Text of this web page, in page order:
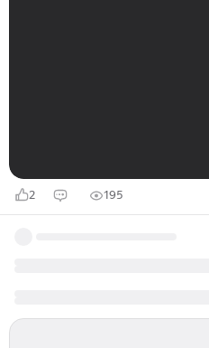
2 195